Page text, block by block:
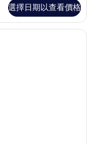
選擇日期以查看價格
吧、客房內保險箱、書桌、隔